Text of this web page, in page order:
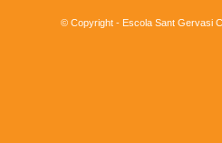
© Copyright - Escola Sant Gervasi